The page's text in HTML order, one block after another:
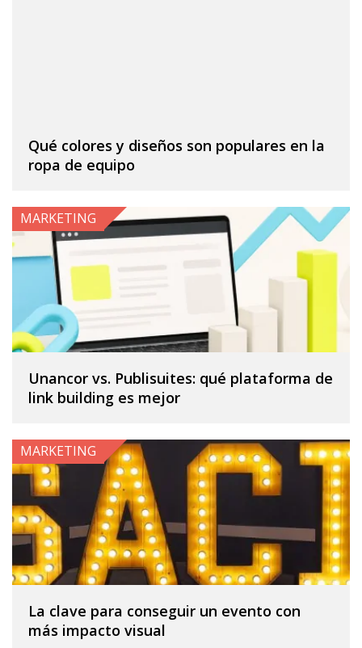
Qué colores y diseños son populares en la
ropa de equipo
Unancor vs. Publisuites: qué plataforma de
link building es mejor
MARKETING
La clave para conseguir un evento con
más impacto visual
MARKETING